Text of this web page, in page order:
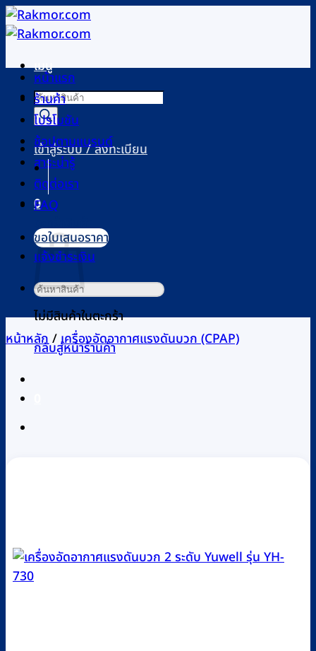
ข้าม
ไป
เนื้อหาเมนู
Products
search
เข้าสู่ระบบ / ลงทะเบียน
0
ไม่มีสินค้าในตะกร้า
กลับสู่หน้าร้านค้า
หน้าแรก
ร้านค้า
โปรโมชัน
ช้อปตามแบรนด์
สาระน่ารู้
ติดต่อเรา
FAQ
ขอใบเสนอราคา
แจ้งชำระเงิน
ค้นหา:
หน้าหลัก/เครื่องอัดอากาศแรงดันบวก (CPAP)